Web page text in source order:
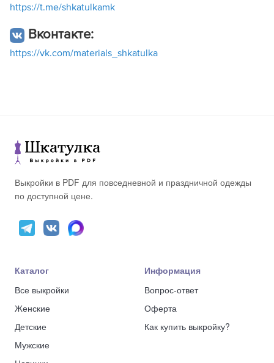
https://t.me/shkatulkamk
Вконтакте:
https://vk.com/materials_shkatulka
Выкройки в PDF для повседневной и праздничной одежды
по доступной цене.
Каталог
Все выкройки
Женские
Детские
Мужские
Информация
Вопрос-ответ
Оферта
Как купить выкройку?